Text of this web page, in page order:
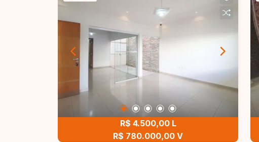
R$ 4.500,00 L
R$ 780.000,00 V